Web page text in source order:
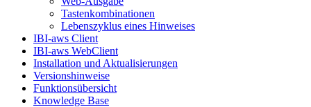
Tastenkombinationen
Lebenszyklus eines Hinweises
IBI-aws Client
IBI-aws WebClient
Installation und Aktualisierungen
Versionshinweise
Funktionsübersicht
Knowledge Base